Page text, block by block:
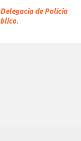
de Polícia